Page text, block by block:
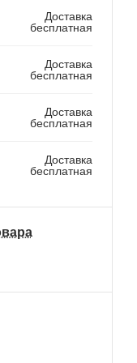
Доставка
бесплатная
Доставка
бесплатная
Доставка
бесплатная
Доставка
бесплатная